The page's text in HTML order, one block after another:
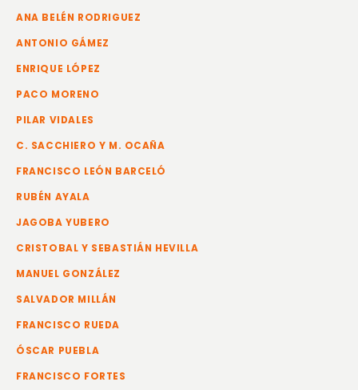
ANA BELÉN RODRIGUEZ
ANTONIO GÁMEZ
ENRIQUE LÓPEZ
PACO MORENO
PILAR VIDALES
C. SACCHIERO Y M. OCAÑA
FRANCISCO LEÓN BARCELÓ
RUBÉN AYALA
JAGOBA YUBERO
CRISTOBAL Y SEBASTIÁN HEVILLA
MANUEL GONZÁLEZ
SALVADOR MILLÁN
FRANCISCO RUEDA
ÓSCAR PUEBLA
FRANCISCO FORTES